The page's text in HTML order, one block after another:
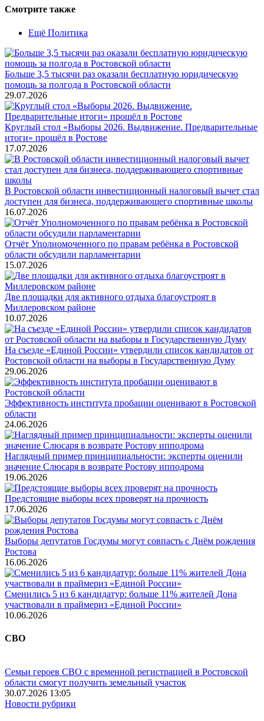
Смотрите также
Ещё Политика
Больше 3,5 тысячи раз оказали бесплатную юридическую
помощь за полгода в Ростовской области
29.07.2026
Круглый стол «Выборы 2026. Выдвижение. Предварительные
итоги» прошёл в Ростове
17.07.2026
В Ростовской области инвестиционный налоговый вычет стал
доступен для бизнеса, поддерживающего спортивные школы
16.07.2026
Отчёт Уполномоченного по правам ребёнка в Ростовской
области обсудили парламентарии
15.07.2026
Две площадки для активного отдыха благоустроят в
Миллеровском районе
10.07.2026
На съезде «Единой России» утвердили список кандидатов от
Ростовской области на выборы в Государственную Думу
29.06.2026
Эффективность института пробации оценивают в Ростовской
области
24.06.2026
Наглядный пример принципиальности: эксперты оценили
значение Слюсаря в возврате Ростову ипподрома
19.06.2026
Предстоящие выборы всех проверят на прочность
17.06.2026
Выборы депутатов Госдумы могут совпасть с Днём рождения
Ростова
16.06.2026
Сменились 5 из 6 кандидатур: больше 11% жителей Дона
участвовали в праймериз «Единой России»
10.06.2026
СВО
Семьи героев СВО с временной регистрацией в Ростовской
области смогут получить земельный участок
30.07.2026 13:05
Новости рубрики